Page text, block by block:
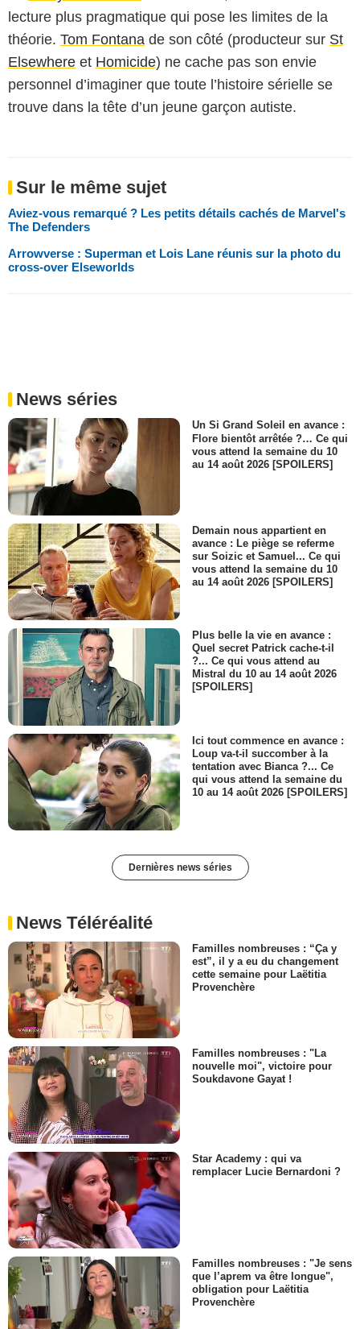
lecture plus pragmatique qui pose les limites de la
théorie. Tom Fontana de son côté (producteur sur St
Elsewhere et Homicide) ne cache pas son envie
personnel d’imaginer que toute l’histoire sérielle se
trouve dans la tête d’un jeune garçon autiste.
Sur le même sujet
Aviez-vous remarqué ? Les petits détails cachés de Marvel's
The Defenders
Arrowverse : Superman et Lois Lane réunis sur la photo du
cross-over Elseworlds
News séries
Un Si Grand Soleil en avance :
Flore bientôt arrêtée ?… Ce qui
vous attend la semaine du 10
au 14 août 2026 [SPOILERS]
Demain nous appartient en
avance : Le piège se referme
sur Soizic et Samuel... Ce qui
vous attend la semaine du 10
au 14 août 2026 [SPOILERS]
Plus belle la vie en avance :
Quel secret Patrick cache-t-il
?... Ce qui vous attend au
Mistral du 10 au 14 août 2026
[SPOILERS]
Ici tout commence en avance :
Loup va-t-il succomber à la
tentation avec Bianca ?... Ce
qui vous attend la semaine du
10 au 14 août 2026 [SPOILERS]
Dernières news séries
News Téléréalité
Familles nombreuses : “Ça y
est”, il y a eu du changement
cette semaine pour Laëtitia
Provenchère
Familles nombreuses : "La
nouvelle moi", victoire pour
Soukdavone Gayat !
Star Academy : qui va
remplacer Lucie Bernardoni ?
Familles nombreuses : "Je sens
que l’aprem va être longue",
obligation pour Laëtitia
Provenchère